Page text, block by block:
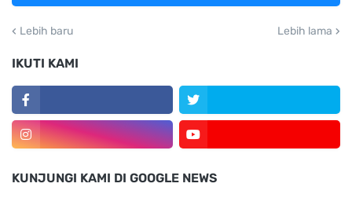
Lebih baru Lebih lama
IKUTI KAMI
KUNJUNGI KAMI DI GOOGLE NEWS